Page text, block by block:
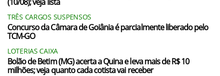
TRÊS CARGOS SUSPENSOS
Concurso da Câmara de Goiânia é parcialmente liberado pelo
TCM-GO
LOTERIAS CAIXA
Bolão de Betim (MG) acerta a Quina e leva mais de R$ 10
milhões; veja quanto cada cotista vai receber